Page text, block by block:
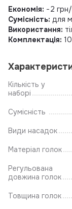
Економія: −2
Сумісність: для
Використання:
Комплектація:
Кількість у
наборі
Сумісність
Види насадок
Матеріал голок
Регульована
довжина голок
Товщина голок